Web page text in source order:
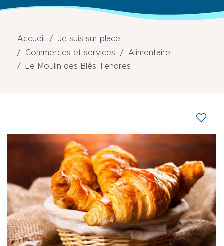
Accueil
Je suis sur place
Commerces et services
Alimentaire
Le Moulin des Blés Tendres